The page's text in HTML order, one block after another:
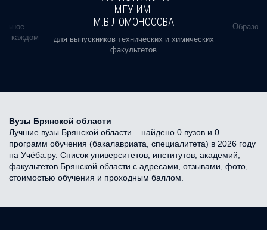
в каждом
МГУ ИМ.
М.В.ЛОМОНОСОВА
для выпускников технических и химических
факультетов
Вузы Брянской области
Лучшие вузы Брянской области – найдено 0 вузов и 0
программ обучения (бакалавриата, специалитета) в 2026 году
на Учёба.ру. Список университетов, институтов, академий,
факультетов Брянской области с адресами, отзывами, фото,
стоимостью обучения и проходным баллом.